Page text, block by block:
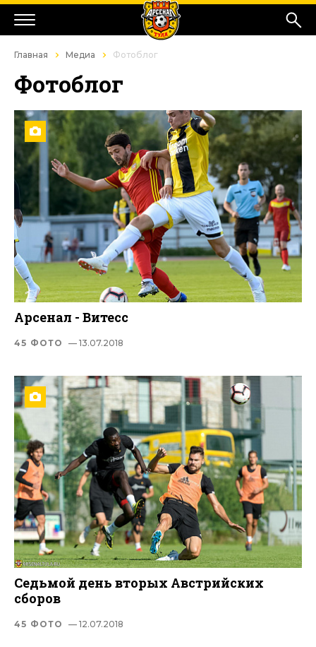
Главная Медиа Фотоблог
Фотоблог
Арсенал - Витесс
45 ФОТО — 13.07.2018
Седьмой день вторых Австрийских
сборов
45 ФОТО — 12.07.2018